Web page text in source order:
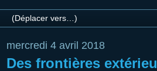
mercredi 4 avril 2018
Des frontières